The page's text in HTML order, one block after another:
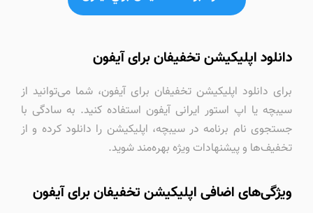
دانلود اپلیکیشن تخفیفان برای آیفون
برای دانلود اپلیکیشن تخفیفان برای آیفون، شما می‌توانید از
سیبچه یا اپ استور ایرانی آیفون استفاده کنید. به سادگی با
جستجوی نام برنامه در سیبچه، اپلیکیشن را دانلود کرده و از
تخفیف‌ها و پیشنهادات ویژه بهره‌مند شوید.
ویژگی‌های اضافی اپلیکیشن تخفیفان برای آیفون